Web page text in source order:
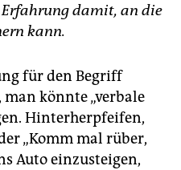
Erfahrung damit, an die
kann.
für den Begriff
könnte „verbale
Hinterherpfeifen,
„Komm mal rüber,
Auto einzusteigen,